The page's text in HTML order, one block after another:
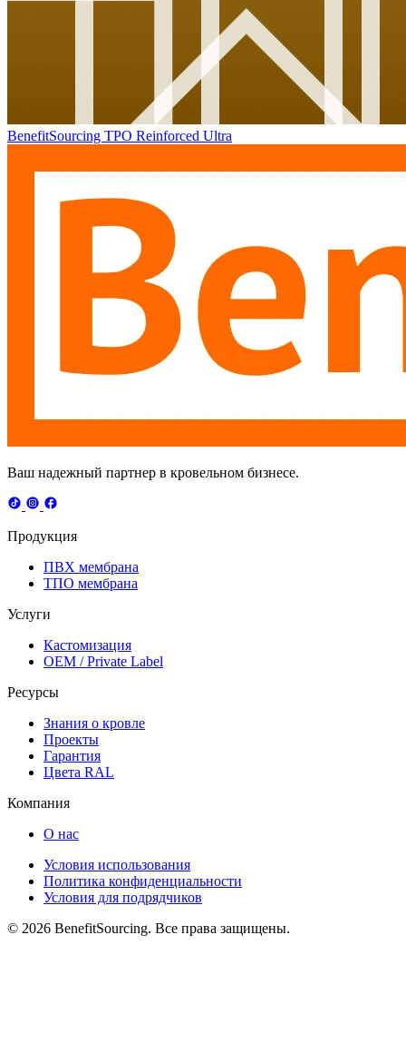
BenefitSourcing TPO Reinforced Ultra
Ваш надежный партнер в кровельном бизнесе.
Продукция
ПВХ мембрана
ТПО мембрана
Услуги
Кастомизация
OEM / Private Label
Ресурсы
Знания о кровле
Проекты
Гарантия
Цвета RAL
Компания
О нас
Условия использования
Политика конфиденциальности
Условия для подрядчиков
© 2026 BenefitSourcing. Все права защищены.